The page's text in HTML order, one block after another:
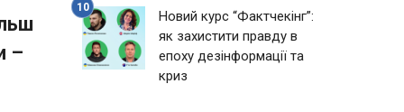
–
Новий курс “Фактчекінг”:
як захистити правду в
епоху дезінформації та
криз